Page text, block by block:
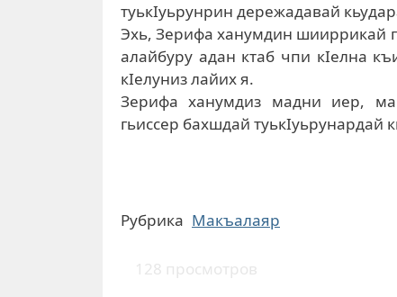
туькIуьрунрин дережадавай
Эхь, Зерифа ханумдин шииррикай
алайбуру адан ктаб чпи кIелна
кIелуниз лайих я.
Зерифа ханумдиз мадни иер,
гьиссер бахшдай
Рубрика Макъалаяр
128 просмотров